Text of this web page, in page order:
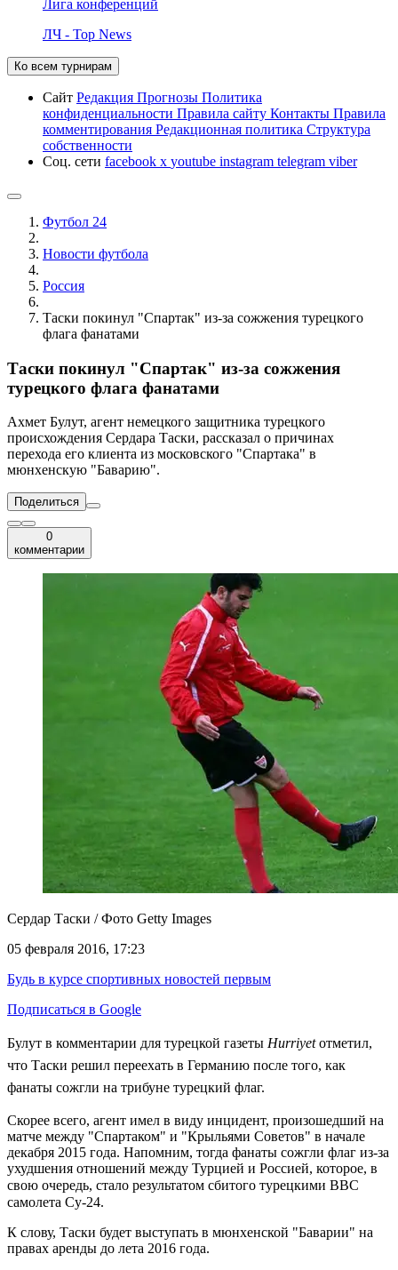
Лига конференций
ЛЧ - Top News
Ко всем турнирам
Сайт Редакция Прогнозы Политика
конфиденциальности Правила сайту Контакты Правила
комментирования Редакционная политика Структура
собственности
Соц. сети facebook x youtube instagram telegram viber
Футбол 24
Новости футбола
Россия
Таски покинул "Спартак" из-за сожжения турецкого
флага фанатами
Таски покинул "Спартак" из-за сожжения
турецкого флага фанатами
Ахмет Булут, агент немецкого защитника турецкого
происхождения Сердара Таски, рассказал о причинах
перехода его клиента из московского "Спартака" в
мюнхенскую "Баварию".
Поделиться
0
комментарии
Сердар Таски / Фото Getty Images
05 февраля 2016, 17:23
Будь в курсе спортивных новостей первым
Подписаться в Google
Булут в комментарии для турецкой газеты Hurriyetотметил,
что Таски решил переехать в Германию после того, как
фанаты сожгли на трибуне турецкий флаг.
Скорее всего, агент имел в виду инцидент, произошедший на
матче между "Спартаком" и "Крыльями Советов" в начале
декабря 2015 года. Напомним, тогда фанаты сожгли флаг из-за
ухудшения отношений между Турцией и Россией, которое, в
свою очередь, стало результатом сбитого турецкими ВВС
самолета Су-24.
К слову, Таски будет выступать в мюнхенской "Баварии" на
правах аренды до лета 2016 года.